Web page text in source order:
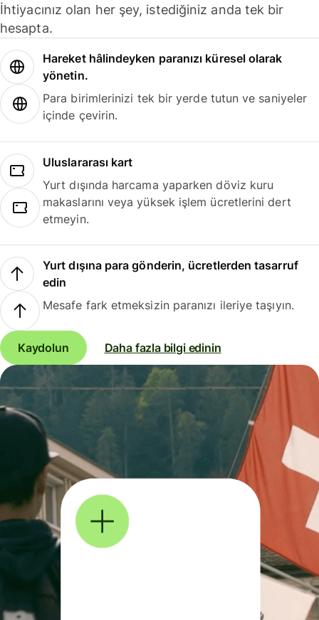
İhtiyacınız olan her şey, istediğiniz anda tek bir
hesapta.
Hareket hâlindeyken paranızı küresel olarak
yönetin.
Para birimlerinizi tek bir yerde tutun ve saniyeler
içinde çevirin.
Uluslararası kart
Yurt dışında harcama yaparken döviz kuru
makaslarını veya yüksek işlem ücretlerini dert
etmeyin.
Yurt dışına para gönderin, ücretlerden tasarruf
edin
Mesafe fark etmeksizin paranızı ileriye taşıyın.
Kaydolun Daha fazla bilgi edinin